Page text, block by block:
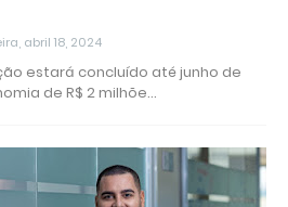
abril 18, 2024
estará concluído até junho de
de R$ 2 milhõe…